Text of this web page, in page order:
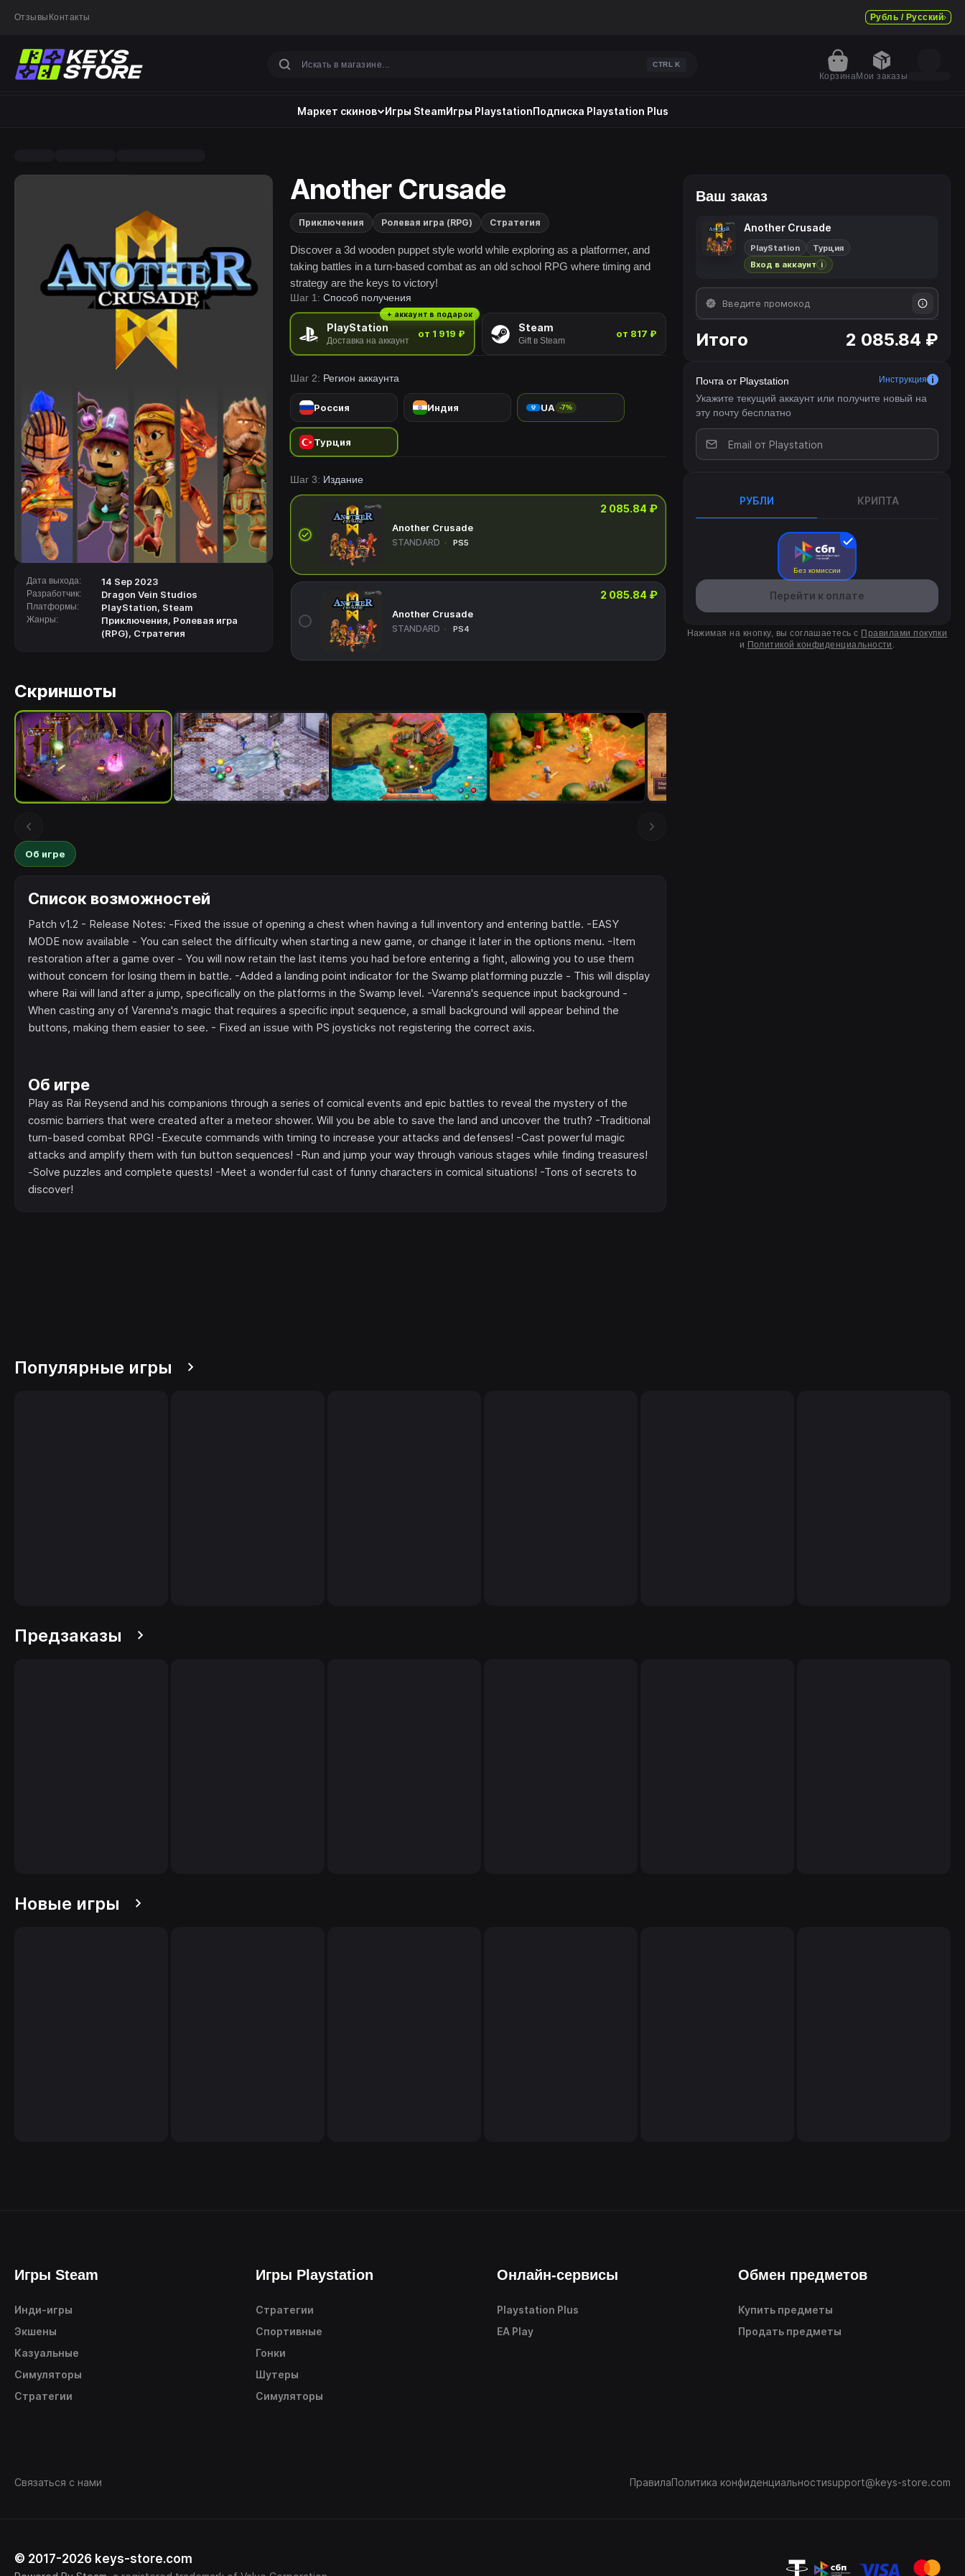
Отзывы Контакты Рубль / Русский
CTRL K
КорзинаМои заказы
Маркет скинов Игры SteamИгры PlaystationПодписка Playstation Plus
Дата выхода: 14 Sep 2023
Разработчик: Dragon Vein Studios
Платформы: PlayStation, Steam
Жанры: Приключения, Ролевая игра
(RPG), Стратегия
Another Crusade
Приключения Ролевая игра (RPG) Стратегия
Discover a 3d wooden puppet style world while exploring as a platformer, and
taking battles in a turn-based combat as an old school RPG where timing and
strategy are the keys to victory!
Шаг 1: Способ получения
PlayStation
Доставка на аккаунт
от 1 919 ₽
+ аккаунт в подарок
Steam
Gift в Steam
от 817 ₽
Шаг 2: Регион аккаунта
Россия Индия UA -7%
Турция
Шаг 3: Издание
Another Crusade
STANDARD PS5
2 085.84 ₽
Another Crusade
STANDARD PS4
2 085.84 ₽
Ваш заказ
Another Crusade
PlayStation
Турция
Вход в аккаунт
i
Итого 2 085.84 ₽
Почта от Playstation
Укажите текущий аккаунт или получите новый на
эту почту бесплатно
Инструкция
РУБЛИ КРИПТА
Без комиссии
Перейти к оплате
Нажимая на кнопку, вы соглашаетесь с Правилами покупки
и Политикой конфиденциальности .
Скриншоты
Об игре
Список возможностей
Patch v1.2 - Release Notes: -Fixed the issue of opening a chest when having a full inventory and entering battle. -EASY
MODE now available - You can select the difficulty when starting a new game, or change it later in the options menu. -Item
restoration after a game over - You will now retain the last items you had before entering a fight, allowing you to use them
without concern for losing them in battle. -Added a landing point indicator for the Swamp platforming puzzle - This will display
where Rai will land after a jump, specifically on the platforms in the Swamp level. -Varenna's sequence input background -
When casting any of Varenna's magic that requires a specific input sequence, a small background will appear behind the
buttons, making them easier to see. - Fixed an issue with PS joysticks not registering the correct axis.
Об игре
Play as Rai Reysend and his companions through a series of comical events and epic battles to reveal the mystery of the
cosmic barriers that were created after a meteor shower. Will you be able to save the land and uncover the truth? -Traditional
turn-based combat RPG! -Execute commands with timing to increase your attacks and defenses! -Cast powerful magic
attacks and amplify them with fun button sequences! -Run and jump your way through various stages while finding treasures!
-Solve puzzles and complete quests! -Meet a wonderful cast of funny characters in comical situations! -Tons of secrets to
discover!
Популярные игры
Предзаказы
Новые игры
Игры Steam
Инди-игры
Экшены
Казуальные
Симуляторы
Стратегии
Игры Playstation
Стратегии
Спортивные
Гонки
Шутеры
Симуляторы
Онлайн-сервисы
Playstation Plus
EA Play
Обмен предметов
Купить предметы
Продать предметы
Связаться с нами ПравилаПолитика конфиденциальностиsupport@keys-store.com
© 2017-2026 keys-store.com